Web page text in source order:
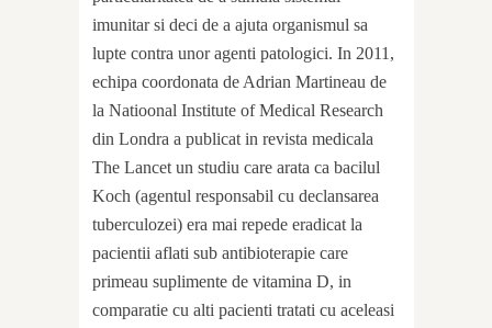
imunitar si deci de a ajuta organismul sa
lupte contra unor agenti patologici. In 2011,
echipa coordonata de Adrian Martineau de
la Natioonal Institute of Medical Research
din Londra a publicat in revista medicala
The Lancet un studiu care arata ca bacilul
Koch (agentul responsabil cu declansarea
tuberculozei) era mai repede eradicat la
pacientii aflati sub antibioterapie care
primeau suplimente de vitamina D, in
comparatie cu alti pacienti tratati cu aceleasi